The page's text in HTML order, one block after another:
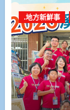
.地方新鮮事